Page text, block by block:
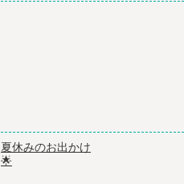
夏休みのお出かけ
🌟